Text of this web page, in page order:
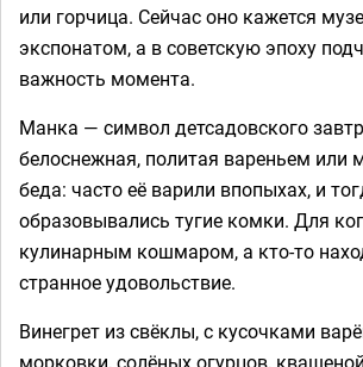
или горчица. Сейчас оно кажется
экспонатом, а в советскую эпоху
важность момента.
Манка — символ детсадовского
белоснежная, политая вареньем или
беда: часто её варили впопыхах, и
образовывались тугие комки. Для
кулинарным кошмаром, а кто-то
странное удовольствие.
Винегрет из свёклы, с кусочками